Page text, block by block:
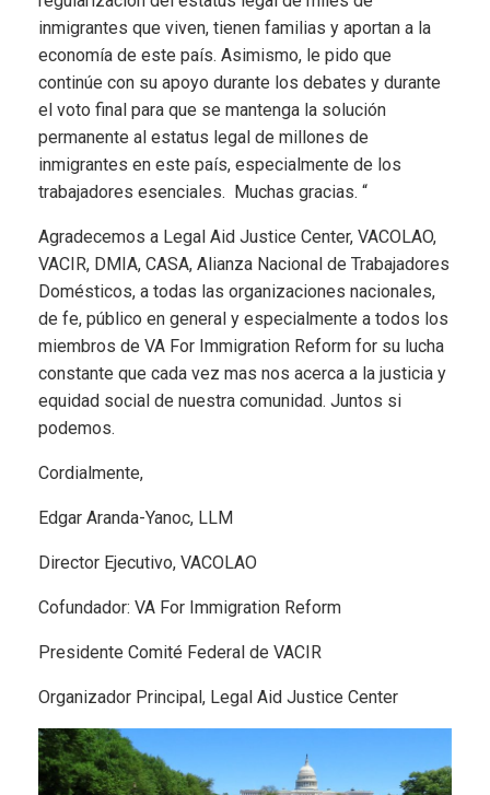
inmigrantes que viven, tienen familias y aportan a la
economía de este país. Asimismo, le pido que
continúe con su apoyo durante los debates y durante
el voto final para que se mantenga la solución
permanente al estatus legal de millones de
inmigrantes en este país, especialmente de los
trabajadores esenciales. Muchas gracias. “
Agradecemos a Legal Aid Justice Center, VACOLAO,
VACIR, DMIA, CASA, Alianza Nacional de Trabajadores
Domésticos, a todas las organizaciones nacionales,
de fe, público en general y especialmente a todos los
miembros de VA For Immigration Reform for su lucha
constante que cada vez mas nos acerca a la justicia y
equidad social de nuestra comunidad. Juntos si
podemos.
Cordialmente,
Edgar Aranda-Yanoc, LLM
Director Ejecutivo, VACOLAO
Cofundador: VA For Immigration Reform
Presidente Comité Federal de VACIR
Organizador Principal, Legal Aid Justice Center